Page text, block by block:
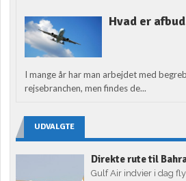
Hvad er
I mange år har man arbejdet med
rejsebranchen, men findes de...
UDVALGTE
Direkte rute til
Gulf Air indvier i dag